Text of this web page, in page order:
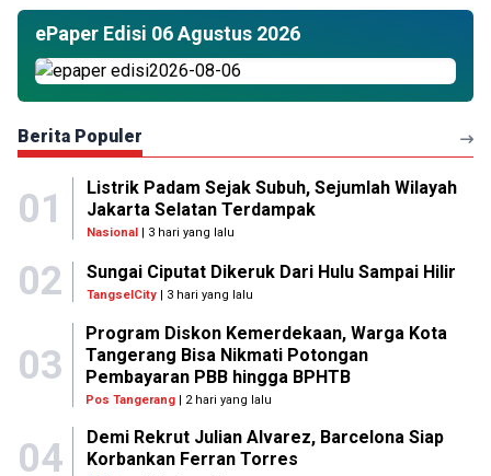
ePaper Edisi 06 Agustus 2026
Berita Populer
01
Listrik Padam Sejak Subuh, Sejumlah Wilayah
Jakarta Selatan Terdampak
Nasional | 3 hari yang lalu
02 Sungai Ciputat Dikeruk Dari Hulu Sampai Hilir
TangselCity | 3 hari yang lalu
03
Program Diskon Kemerdekaan, Warga Kota
Tangerang Bisa Nikmati Potongan
Pembayaran PBB hingga BPHTB
Pos Tangerang | 2 hari yang lalu
04
Demi Rekrut Julian Alvarez, Barcelona Siap
Korbankan Ferran Torres